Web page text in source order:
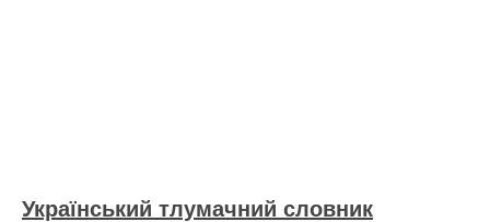
Український тлумачний словник